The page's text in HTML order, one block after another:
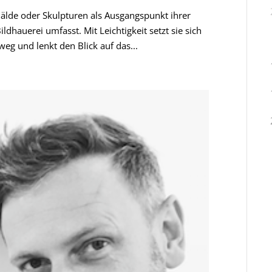
oder Skulpturen als Ausgangspunkt ihrer
umfasst. Mit Leichtigkeit setzt sie sich
und lenkt den Blick auf das...